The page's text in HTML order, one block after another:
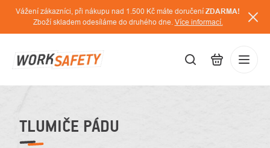
Přejít
obsah
Vážení zákazníci, při nákupu nad 1.500 Kč máte doručení ZDARMA!
Zboží skladem odesíláme do druhého dne. Více informací.
TLUMIČE PÁDU